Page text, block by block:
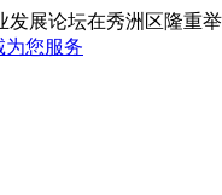
发展论坛在秀洲区隆重